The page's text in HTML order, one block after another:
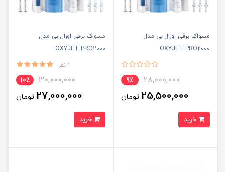
مسواک برقی اورال-بی مدل
OXYJET PRO2000
28,000,000 9٪
25,500,000 تومان
مسواک برقی اورال-بی مدل
OXYJET PRO2000
1 نفر
30,000,000 10٪
27,000,000 تومان
خرید